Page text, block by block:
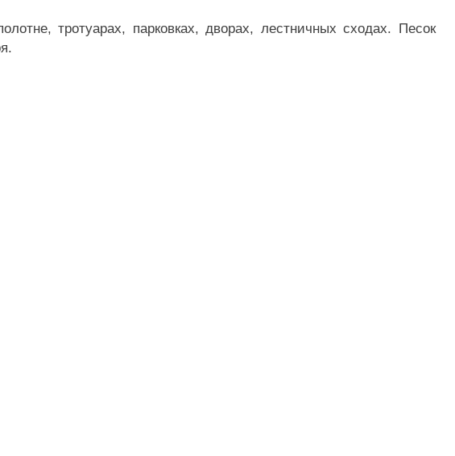
тротуарах, парковках, дворах, лестничных сходах. Песок